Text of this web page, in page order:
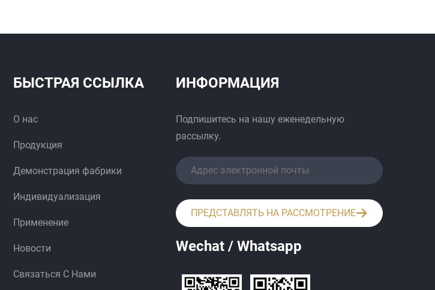
БЫСТРАЯ ССЫЛКА
О нас
Продукция
Демонстрация фабрики
Индивидуализация
Применение
Новости
Связаться С Нами
ИНФОРМАЦИЯ
Подпишитесь на нашу еженедельную
рассылку.
ПРЕДСТАВЛЯТЬ НА РАССМОТРЕНИЕ
Wechat / Whatsapp